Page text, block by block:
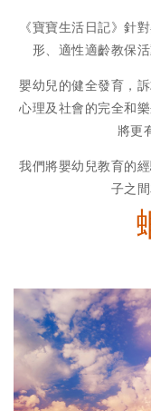
《寶寶生活日記》針
形、適性適齡教保
嬰幼兒的健全發育，
心理及社會的完全和
將更
我們將嬰幼兒教育的
子之